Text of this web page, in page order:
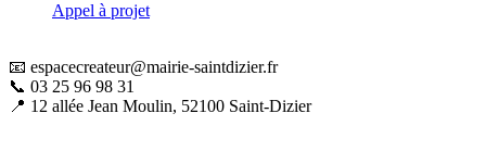
Appel à projet
📧 espacecreateur@mairie-saintdizier.fr
📞 03 25 96 98 31
📍 12 allée Jean Moulin, 52100 Saint-Dizier